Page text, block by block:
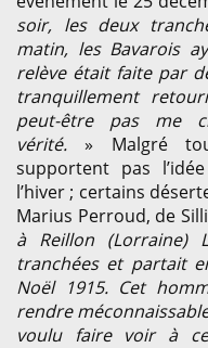
soir, les deux
matin, les Bavarois
relève était faite par
tranquillement
peut-être pas me
vérité. » Malgré
supportent pas
l’hiver ; certains
Marius Perroud, de
à Reillon (Lorraine)
tranchées et partait
Noël 1915. Cet
rendre
voulu faire voir à